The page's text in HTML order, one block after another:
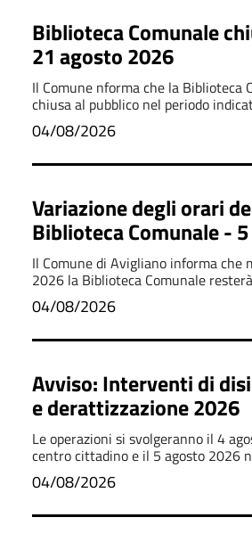
Biblioteca Comunale
21 agosto 2026
Il Comune nforma che la Biblioteca
chiusa al pubblico nel periodo
04/08/2026
Variazione degli orari
Biblioteca Comunale -
Il Comune di Avigliano informa che
2026 la Biblioteca Comunale
04/08/2026
Avviso: Interventi di
e derattizzazione 2026
Le operazioni si svolgeranno il 4
centro cittadino e il 5 agosto 2026
04/08/2026